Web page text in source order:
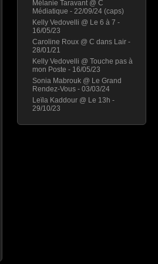
Mélanie Taravant @ C
Médiatique - 22/09/24 (caps)
Kelly Vedovelli @ Le 6 à 7 -
16/05/23
Caroline Roux @ C dans Lair -
28/01/21
Kelly Vedovelli @ Touche pas à
mon Poste - 16/05/23
Sonia Mabrouk @ Le Grand
Rendez-Vous - 03/03/24
Leïla Kaddour @ Le 13h -
29/10/23